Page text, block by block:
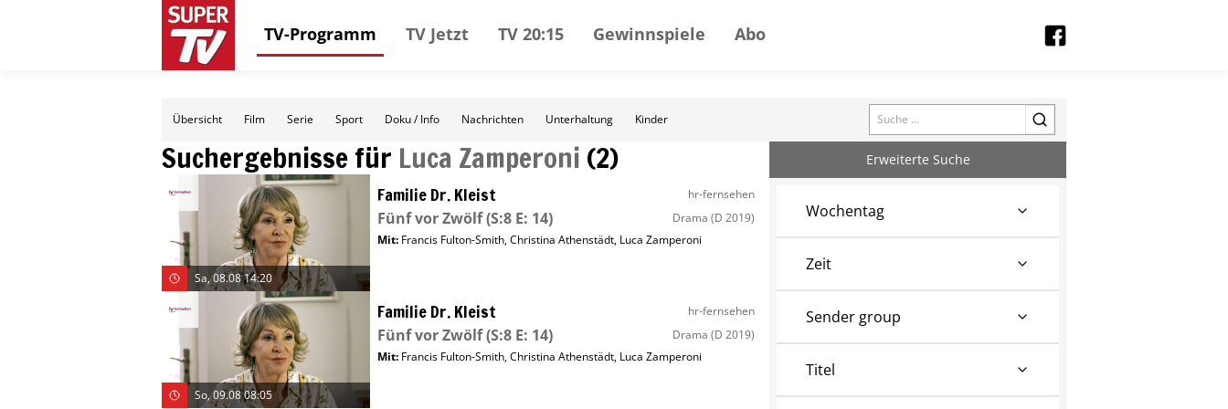
TV-Programm TV Jetzt TV 20:15 Gewinnspiele Abo
Übersicht Film Serie Sport Doku / Info Nachrichten Unterhaltung Kinder Search
Suchergebnisse für Luca Zamperoni (2)
Sa, 08.08 14:20
Familie Dr. Kleist hr-fernsehen
Fünf vor Zwölf(S:8 E: 14) Drama (D 2019)
Mit: Francis Fulton-Smith,Christina Athenstädt, Luca Zamperoni
So, 09.08 08:05
Familie Dr. Kleist hr-fernsehen
Fünf vor Zwölf(S:8 E: 14) Drama (D 2019)
Mit: Francis Fulton-Smith,Christina Athenstädt, Luca Zamperoni
Erweiterte Suche
Wochentag
Zeit
Sender group
Titel